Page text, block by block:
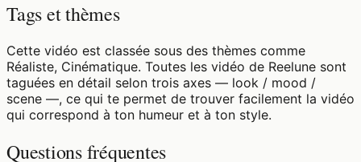
Tags et thèmes
Cette vidéo est classée sous des thèmes comme
Réaliste, Cinématique. Toutes les vidéo de Reelune sont
taguées en détail selon trois axes — look / mood /
scene —, ce qui te permet de trouver facilement la vidéo
qui correspond à ton humeur et à ton style.
Questions fréquentes